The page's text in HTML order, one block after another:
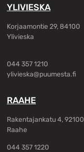
YLIVIESKA
Korjaamontie 29, 84100
Ylivieska
044 357 1210
ylivieska@puumesta.fi
RAAHE
Rakentajankatu 4, 92100
Raahe
044 357 1220